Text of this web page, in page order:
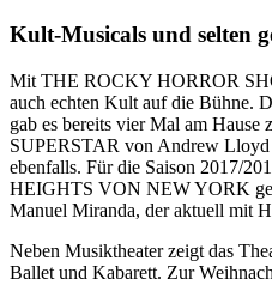
Kult-Musicals und selten
Mit THE ROCKY HORROR
auch echten Kult auf die Bühne.
gab es bereits vier Mal am Hause
SUPERSTAR von Andrew Lloyd
ebenfalls. Für die Saison 2017/
HEIGHTS VON NEW YORK
Manuel Miranda, der aktuell mit
Neben Musiktheater zeigt das
Ballet und Kabarett. Zur